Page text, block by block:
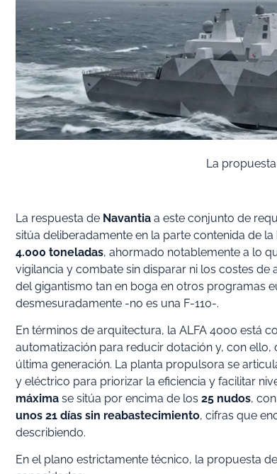
La
La respuesta de Navantia a este conjunto de
sitúa deliberadamente en la parte contenida de
4.000 toneladas, ahormado notablemente a lo
vigilancia y combate sin disparar ni los costes
del gigantismo tan en boga en otros programas
desmesuradamente -no es una F-110-.
En términos de arquitectura, la ALFA 4000 está
automatización para reducir dotación y, con
última generación. La planta propulsora se
y eléctrico para priorizar la eficiencia y facilitar
máxima se sitúa por encima de los 25 nudos,
unos 21 días sin reabastecimiento, cifras que
describiendo.
En el plano estrictamente técnico, la propuesta